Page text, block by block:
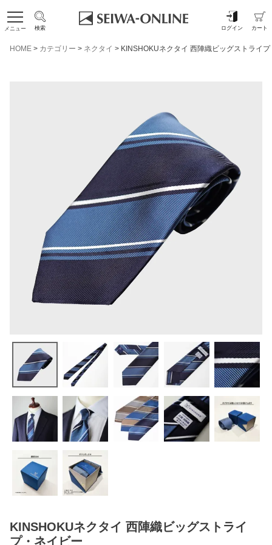
メニュー 検索 ログイン カート
HOME カテゴリー ネクタイ KINSHOKUネクタイ 西陣織ビッグストライ
KINSHOKUネクタイ 西陣織ビッグストライ
プ・ネイビー